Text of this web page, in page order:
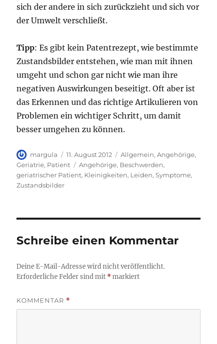
sich der andere in sich zurückzieht und sich vor
der Umwelt verschließt.
Tipp: Es gibt kein Patentrezept, wie bestimmte
Zustandsbilder entstehen, wie man mit ihnen
umgeht und schon gar nicht wie man ihre
negativen Auswirkungen beseitigt. Oft aber ist
das Erkennen und das richtige Artikulieren von
Problemen ein wichtiger Schritt, um damit
besser umgehen zu können.
Autor
margula
Veröffentlicht
am
11. August 2012 Kategorien
Allgemein,Angehörige,
Geriatrie, Patient Schlagwörter
Angehörige, Beschwerden,
geriatrischer Patient, Kleinigkeiten, Leiden,Symptome,
Zustandsbilder
Schreibe einen Kommentar
Deine E-Mail-Adresse wird nicht veröffentlicht.
Erforderliche Felder sind mit *markiert
KOMMENTAR *